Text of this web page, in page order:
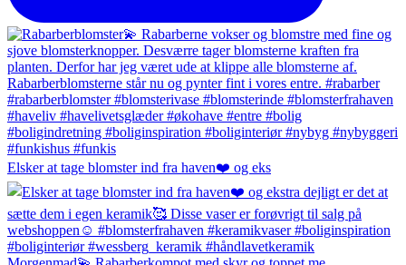
Elsker at tage blomster ind fra haven❤️ og eks